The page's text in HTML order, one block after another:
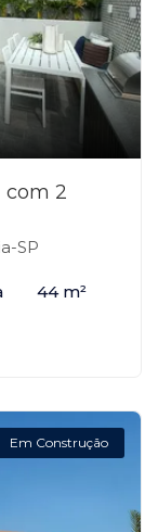
com 2
SP
44 m²
Em Construção